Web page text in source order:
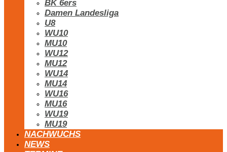
BK 6ers
Damen Landesliga
U8
WU10
MU10
WU12
MU12
WU14
MU14
WU16
MU16
WU19
MU19
NACHWUCHS
NEWS